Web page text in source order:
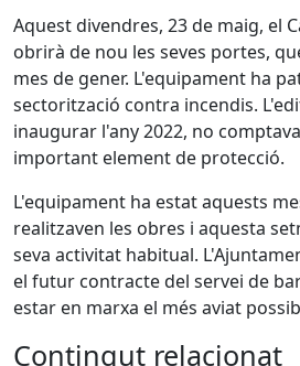
Aquest divendres, 23 de maig, el
obrirà de nou les seves portes,
mes de gener. L'equipament ha
sectorització contra incendis.
inaugurar l'any 2022, no
important element de protecció.
L'equipament ha estat aquests
realitzaven les obres i aquesta
seva activitat habitual.
el futur contracte del servei de
estar en marxa el més aviat
Contingut relacionat